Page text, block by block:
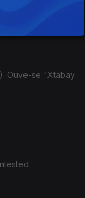
Ouve-se "Xtabay